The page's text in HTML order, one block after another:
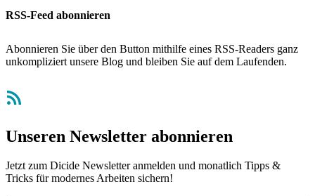
RSS-Feed abonnieren
Abonnieren Sie über den Button mithilfe eines RSS-Readers ganz
unkompliziert unsere Blog und bleiben Sie auf dem Laufenden.
RSS-Feed
Unseren Newsletter abonnieren
Jetzt zum Dicide Newsletter anmelden und monatlich Tipps &
Tricks für modernes Arbeiten sichern!